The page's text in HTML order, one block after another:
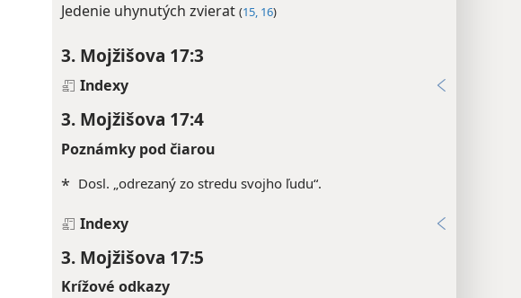
Jedenie uhynutých zvierat (15, 16)
3. Mojžišova 17:3
Indexy
3. Mojžišova 17:4
Poznámky pod čiarou
* Dosl. „odrezaný zo stredu svojho ľudu“.
Indexy
3. Mojžišova 17:5
Krížové odkazy